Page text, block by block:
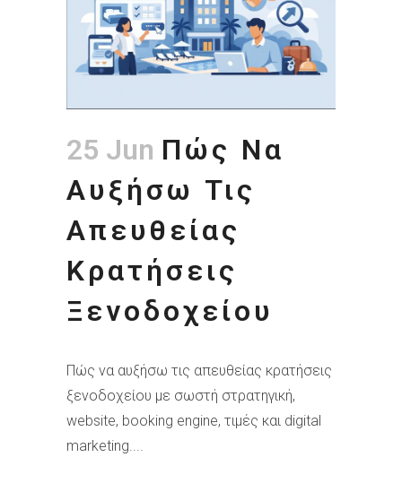
25 Jun Πώς Να
Αυξήσω Τις
Απευθείας
Κρατήσεις
Ξενοδοχείου
Πώς να αυξήσω τις απευθείας κρατήσεις
ξενοδοχείου με σωστή στρατηγική,
website, booking engine, τιμές και digital
marketing....